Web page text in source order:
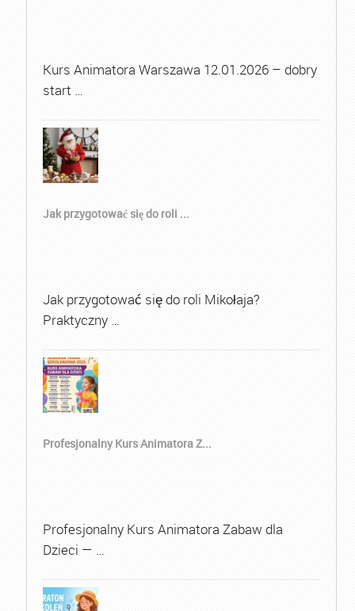
Kurs Animatora Warszawa 12.01.2026 – dobry
start …
Jak przygotować się do roli ...
Jak przygotować się do roli Mikołaja?
Praktyczny …
Profesjonalny Kurs Animatora Z...
Profesjonalny Kurs Animatora Zabaw dla
Dzieci — …